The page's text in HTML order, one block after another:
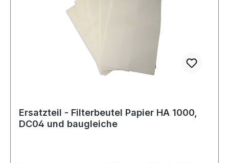
Ersatzteil - Filterbeutel Papier HA 1000,
DC04 und baugleiche